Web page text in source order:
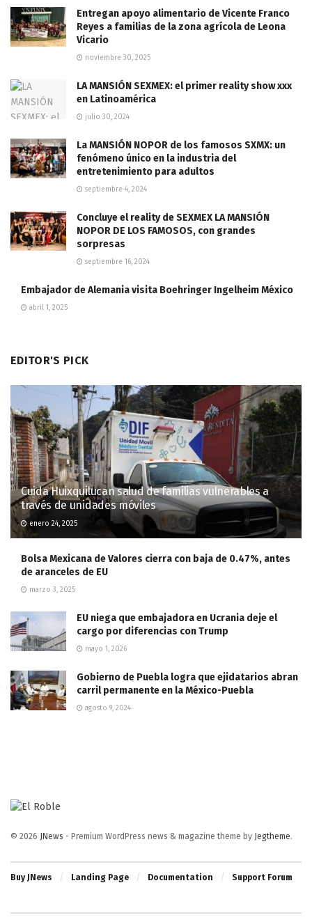
Entregan apoyo alimentario de Vicente Franco
Reyes a familias de la zona agrícola de Leona
Vicario
noviembre 30, 2025
LA MANSIÓN SEXMEX: el primer reality show xxx
en Latinoamérica
julio 30, 2024
La MANSIÓN NOPOR de los famosos SXMX: un
fenómeno único en la industria del
entretenimiento para adultos
septiembre 4, 2024
Concluye el reality de SEXMEX LA MANSIÓN
NOPOR DE LOS FAMOSOS, con grandes
sorpresas
septiembre 16, 2024
Embajador de Alemania visita Boehringer Ingelheim México
abril 1, 2025
EDITOR'S PICK
Cuida Huixquilucan salud de familias vulnerables a
través de unidades móviles
enero 24, 2025
Bolsa Mexicana de Valores cierra con baja de 0.47%, antes
de aranceles de EU
marzo 3, 2025
EU niega que embajadora en Ucrania deje el
cargo por diferencias con Trump
mayo 1, 2026
Gobierno de Puebla logra que ejidatarios abran
carril permanente en la México-Puebla
agosto 9, 2024
© 2026 JNews - Premium WordPress news & magazine theme by Jegtheme.
Buy JNews Landing Page Documentation Support Forum